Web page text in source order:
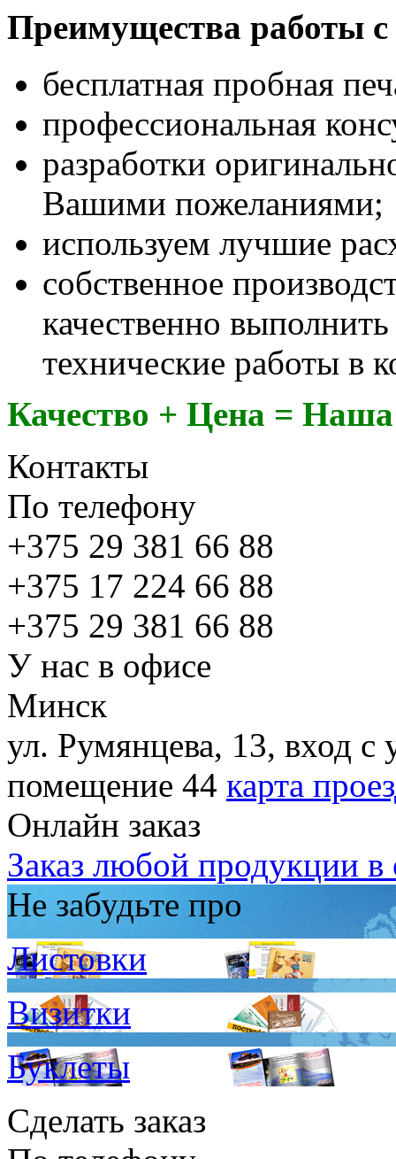
Преимущества работы
бесплатная пробная
профессиональная
разработки
Вашими пожеланиями;
используем лучшие
собственное
качественно
технические работы в
Качество + Цена =
Контакты
По телефону
+375 29 381 66 88
+375 17 224 66 88
+375 29 381 66 88
У нас в офисе
Минск
ул. Румянцева, 13, вход
помещение 44 карта
Онлайн заказ
Заказ любой продукции
Не забудьте про
Листовки
Визитки
Буклеты
Сделать заказ